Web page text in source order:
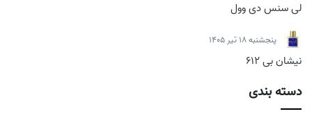
لی سنس دی وول
پنجشنبه 18 تیر 1405
نیشان بی 612
دسته بندی